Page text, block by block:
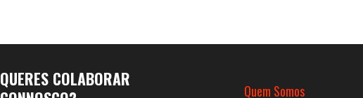
QUERES COLABORAR
Quem Somos